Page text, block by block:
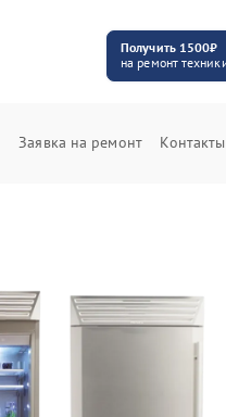
Получить 1500₽
на ремонт
Заявка на ремонт Контакты